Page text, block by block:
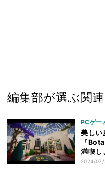
編集部が選ぶ関
PCゲー
美しい
『
満喫し
2024/07/